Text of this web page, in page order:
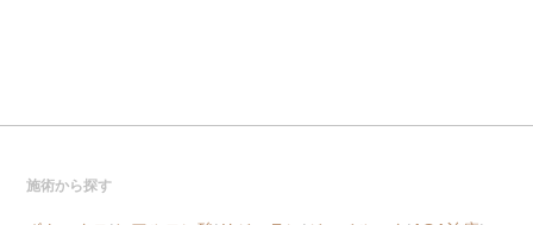
施術から探す